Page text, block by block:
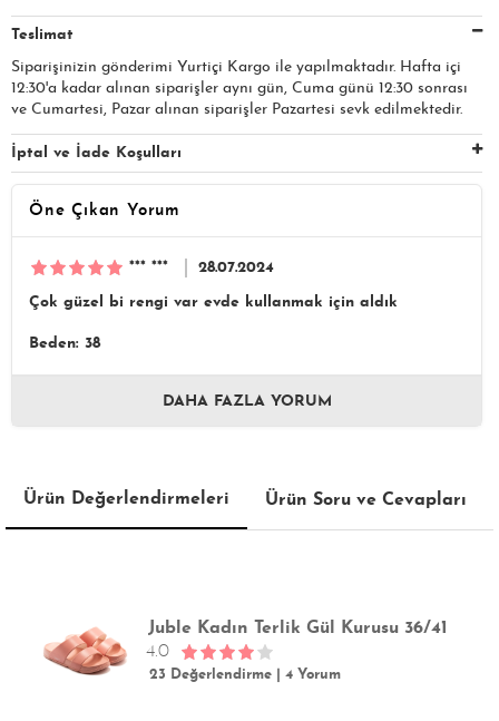
Teslimat
Siparişinizin gönderimi Yurtiçi Kargo ile yapılmaktadır. Hafta içi
12:30'a kadar alınan siparişler aynı gün, Cuma günü 12:30 sonrası
ve Cumartesi, Pazar alınan siparişler Pazartesi sevk edilmektedir.
İptal ve İade Koşulları
Öne Çıkan Yorum
*** *** 28.07.2024
Çok güzel bi rengi var evde kullanmak için aldık
Beden: 38
DAHA FAZLA YORUM
Ürün Değerlendirmeleri Ürün Soru ve Cevapları
Juble Kadın Terlik Gül Kurusu 36/41
4.0
23 Değerlendirme |4 Yorum